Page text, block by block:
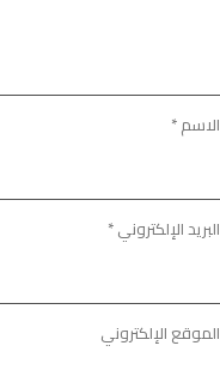
الاسم*
البريد الإلكتروني*
الموقع الإلكتروني